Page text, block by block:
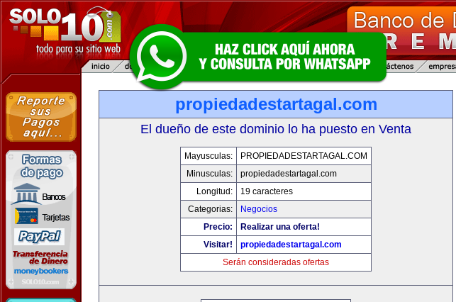
propiedadestartagal.com
El dueño de este dominio lo ha puesto en Venta
Mayusculas:
PROPIEDADESTARTAGAL.COM
Minusculas:
propiedadestartagal.com
Longitud:
19 caracteres
Categorias:
Negocios
Precio:
Realizar una oferta!
Visitar!
propiedadestartagal.com
Serán consideradas ofertas